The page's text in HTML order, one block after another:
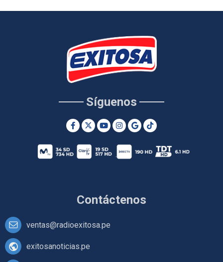
Contáctenos
ventas@radioexitosa.pe
exitosanoticias.pe
Síguenos